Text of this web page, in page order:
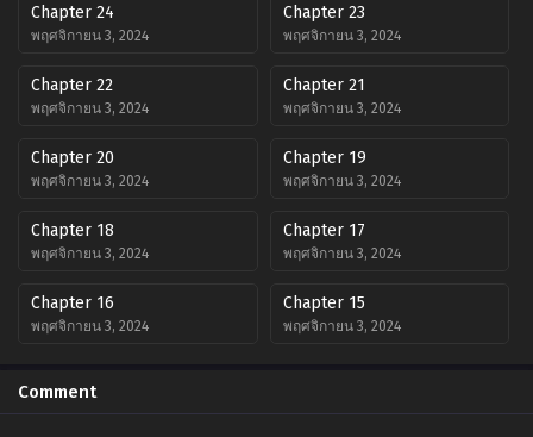
Chapter 24
พฤศจิกายน 3, 2024
Chapter 23
พฤศจิกายน 3, 2024
Chapter 22
พฤศจิกายน 3, 2024
Chapter 21
พฤศจิกายน 3, 2024
Chapter 20
พฤศจิกายน 3, 2024
Chapter 19
พฤศจิกายน 3, 2024
Chapter 18
พฤศจิกายน 3, 2024
Chapter 17
พฤศจิกายน 3, 2024
Chapter 16
พฤศจิกายน 3, 2024
Chapter 15
พฤศจิกายน 3, 2024
พฤศจิกายน 3, 2024
Comment